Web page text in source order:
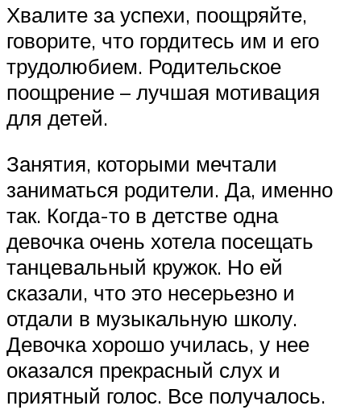
Хвалите за успехи, поощряйте,
говорите, что гордитесь им и его
трудолюбием. Родительское
поощрение – лучшая мотивация
для детей.
Занятия, которыми мечтали
заниматься родители. Да, именно
так. Когда-то в детстве одна
девочка очень хотела посещать
танцевальный кружок. Но ей
сказали, что это несерьезно и
отдали в музыкальную школу.
Девочка хорошо училась, у нее
оказался прекрасный слух и
приятный голос. Все получалось.